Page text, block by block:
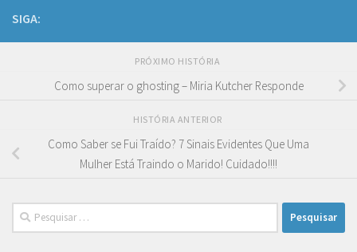
SIGA:
PRÓXIMO HISTÓRIA
Como superar o ghosting – Miria Kutcher Responde
HISTÓRIA ANTERIOR
Como Saber se Fui Traído? 7 Sinais Evidentes Que Uma
Mulher Está Traindo o Marido! Cuidado!!!!
Pesquisar
por: